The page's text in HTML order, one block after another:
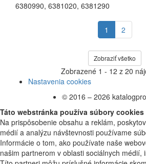
6380990, 6381020, 6381290
1 2
Zobraziť všetko
Zobrazené 1 - 12 z 20
Nastavenia cookies
© 2016 – 2026
Táto webstránka používa súbory cookies
Na prispôsobenie obsahu a reklám,
médií a analýzu návštevnosti používame
Informácie o tom, ako používate naše
našim partnerom v oblasti sociálnych médií,